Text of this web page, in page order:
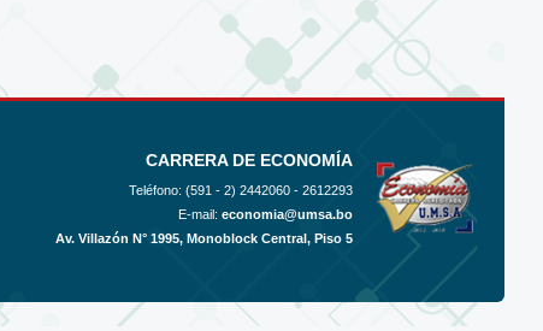
CARRERA DE ECONOMÍA
Teléfono: (591 - 2) 2442060 - 2612293
E-mail: economia@umsa.bo
Av. Villazón N° 1995, Monoblock Central, Piso 5